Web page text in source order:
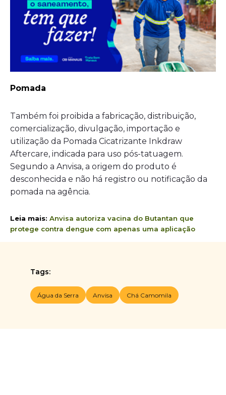
Pomada
Também foi proibida a fabricação, distribuição,
comercialização, divulgação, importação e
utilização da Pomada Cicatrizante Inkdraw
Aftercare, indicada para uso pós-tatuagem.
Segundo a Anvisa, a origem do produto é
desconhecida e não há registro ou notificação da
pomada na agência.
Leia mais: Anvisa autoriza vacina do Butantan que
protege contra dengue com apenas uma aplicação
Tags:
Água da Serra Anvisa Chá Camomila